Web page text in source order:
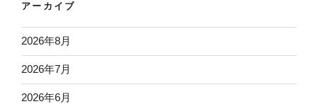
アーカイブ
2026年8月
2026年7月
2026年6月